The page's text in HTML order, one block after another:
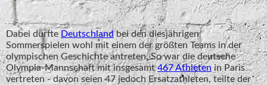
Paralympische Sommerspiele 2024 in Paris
Dabei dürfte Deutschlandbei den diesjährigen
Sommerspielen wohl mit einem der größten Teams in der
olympischen Geschichte antreten. So war die deutsche
Olympia-Mannschaft mit insgesamt467 Athleten in Paris
vertreten - davon seien 47 jedoch Ersatzathleten, teilte der